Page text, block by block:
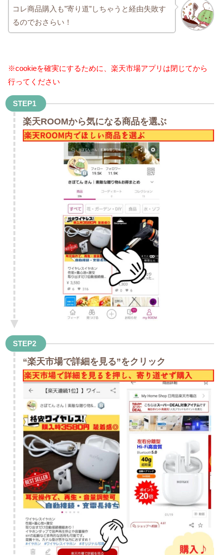
コレ商品購入も”寄り道”しちゃうと経由失敗す
るのでおさらい！
※cookieを確実にするために、楽天市場アプリは閉じてから
行ってください
STEP1
楽天ROOMから気になる商品を選ぶ
STEP2
“楽天市場で詳細を見る”をクリック